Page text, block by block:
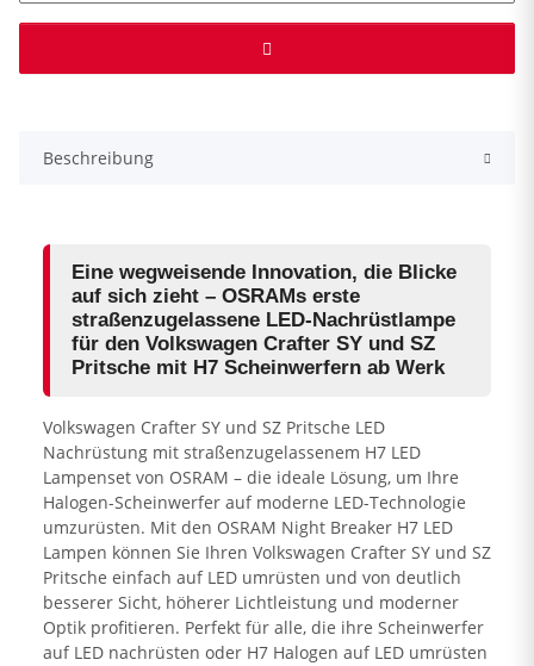
Beschreibung
Eine wegweisende Innovation, die Blicke
auf sich zieht – OSRAMs erste
straßenzugelassene LED-Nachrüstlampe
für den Volkswagen Crafter SY und SZ
Pritsche mit H7 Scheinwerfern ab Werk
Volkswagen Crafter SY und SZ Pritsche LED
Nachrüstung mit straßenzugelassenem H7 LED
Lampenset von OSRAM – die ideale Lösung, um Ihre
Halogen-Scheinwerfer auf moderne LED-Technologie
umzurüsten. Mit den OSRAM Night Breaker H7 LED
Lampen können Sie Ihren Volkswagen Crafter SY und SZ
Pritsche einfach auf LED umrüsten und von deutlich
besserer Sicht, höherer Lichtleistung und moderner
Optik profitieren. Perfekt für alle, die ihre Scheinwerfer
auf LED nachrüsten oder H7 Halogen auf LED umrüsten